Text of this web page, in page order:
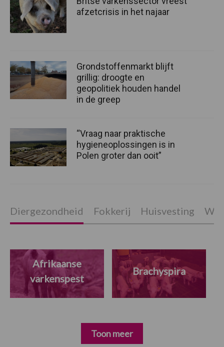
afzetcrisis in het najaar
Grondstoffenmarkt blijft
grillig: droogte en
geopolitiek houden handel
in de greep
“Vraag naar praktische
hygieneoplossingen is in
Polen groter dan ooit”
Diergezondheid Fokkerij Huisvesting
Afrikaanse
varkenspest
Brachyspira
Toon meer